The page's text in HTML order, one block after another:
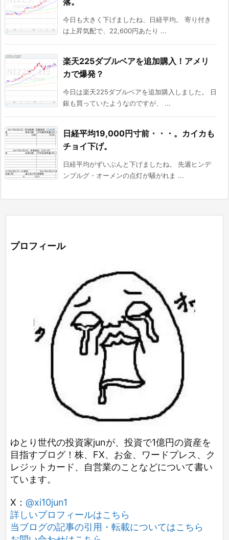
今日も大きく下げましたね、日経平均。 寄り付き
は上昇気配で、22,600円あたり ...
楽天225ダブルベアを追加購入！アメリ
カで爆発？
今日は楽天225ダブルベアを追加購入しました。 日
銀も買っていたようなのですが、 ...
日経平均19,000円寸前・・・。カイカも
チョイ下げ。
日経平均がずいぶんと下げましたね。 先週ヒンデ
ンブルグ・オーメンの点灯が騒がれま ...
プロフィール
ゆとり世代の投資家junが、投資で1億円の資産を
目指すブログ！株、FX、お金、ワードプレス、ク
レジットカード、自営業のことなどについて書い
ています。
X： @xi10jun1
詳しいプロフィールはこちら
当ブログの記事の引用・転載についてはこちら